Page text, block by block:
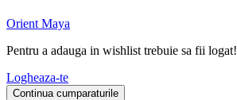
Orient Maya
Pentru a adauga in wishlist trebuie sa fii logat!
Logheaza-te
Continua cumparaturile